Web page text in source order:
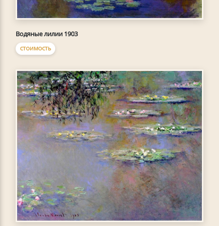
Водяные лилии 1903
СТОИМОСТЬ